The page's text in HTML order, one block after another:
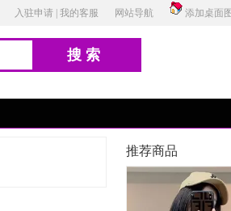
入驻申请 我的客服 网站导航 添加桌面
搜索
推荐商品